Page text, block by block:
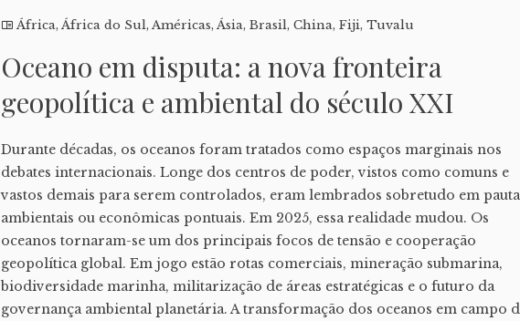
África,África do Sul,Américas,Ásia,Brasil,China,Fiji,Tuvalu
Oceano em disputa: a nova fronteira
geopolítica e ambiental do século XXI
Durante décadas, os oceanos foram tratados como espaços marginais nos
debates internacionais. Longe dos centros de poder, vistos como comuns e
vastos demais para serem controlados, eram lembrados sobretudo em
ambientais ou econômicas pontuais. Em 2025, essa realidade mudou. Os
oceanos tornaram-se um dos principais focos de tensão e cooperação
geopolítica global. Em jogo estão rotas comerciais, mineração submarina,
biodiversidade marinha, militarização de áreas estratégicas e o futuro da
governança ambiental planetária. A transformação dos oceanos em campo